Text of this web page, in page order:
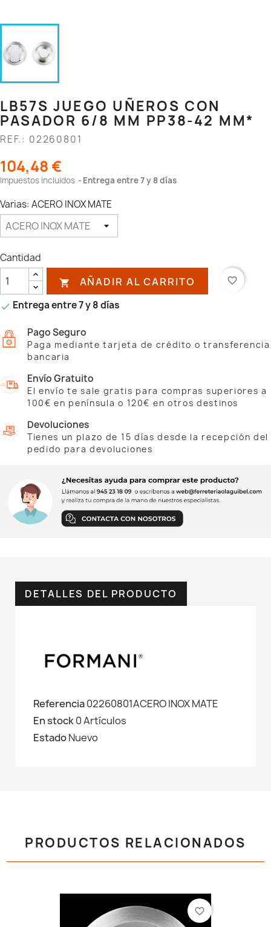
LB57S JUEGO UÑEROS CON
PASADOR 6/8 MM PP38-42 MM*
REF.: 02260801
104,48 €
Impuestos incluidos Entrega entre 7 y 8 días
Varias: ACERO INOX MATE
Cantidad
 AÑADIR AL CARRITO favorite_border
 Entrega entre 7 y 8 días
Pago Seguro
Paga mediante tarjeta de crédito o transferencia
bancaria
Envío Gratuito
El envío te sale gratis para compras superiores a
100€ en península o 120€ en otros destinos
Devoluciones
Tienes un plazo de 15 días desde la recepción del
pedido para devoluciones
DETALLES DEL PRODUCTO
Referencia02260801ACERO INOX MATE
En stock0 Artículos
EstadoNuevo
PRODUCTOS RELACIONADOS
favorite_border